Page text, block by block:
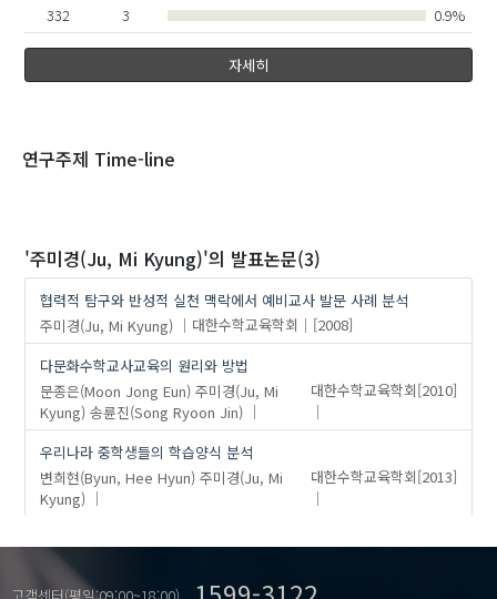
332 3 0.9%
자세히
연구주제 Time-line
'주미경(Ju, Mi Kyung)'의 발표논문(3)
협력적 탐구와 반성적 실천 맥락에서 예비교사 발문 사례 분석
주미경(Ju, Mi Kyung)
대한수학교육학회
[2008]
다문화수학교사교육의 원리와 방법
문종은(Moon Jong Eun) 주미경(Ju, Mi
Kyung) 송륜진(Song Ryoon Jin)
대한수학교육학회[2010]
우리나라 중학생들의 학습양식 분석
변희현(Byun, Hee Hyun) 주미경(Ju, Mi
Kyung)
대한수학교육학회[2013]
고객센터(평일:09:00~18:00)